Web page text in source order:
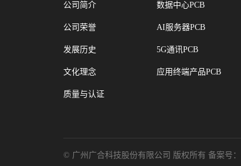
公司简介
公司荣誉
发展历史
文化理念
质量与认证
数据中心PCB
AI服务器PCB
5G通讯PCB
应用终端产品PCB
© 广州广合科技股份有限公司 版权所有 备案号：